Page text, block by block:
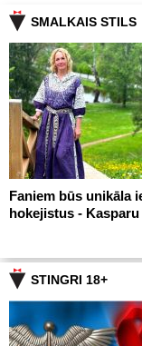
SMALKAIS STILS
Faniem būs unikāla
hokejistus -
STINGRI 18+